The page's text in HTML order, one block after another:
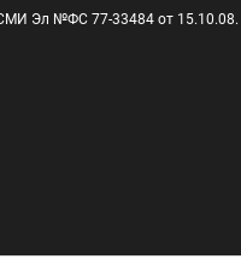
СМИ Эл №ФС 77-33484 от 15.10.08.